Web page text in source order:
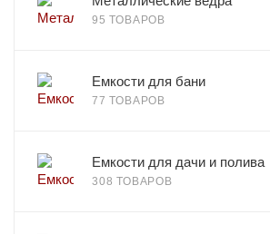
95 ТОВАРОВ
Емкости для бани
77 ТОВАРОВ
Емкости для дачи и полива
308 ТОВАРОВ